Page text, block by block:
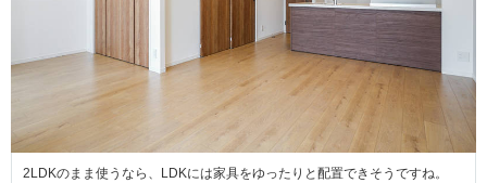
2LDKのまま使うなら、LDKには家具をゆったりと配置できそうですね。